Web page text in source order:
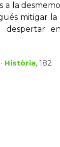
a la
mitigar la
Història, 182